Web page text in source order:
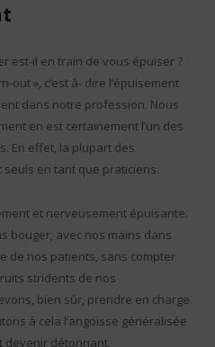
est-il en train de vous épuiser ?
», c’est à- dire l’épuisement
dans notre profession. Nous
en est certainement l’un des
En effet, la plupart des
seuls en tant que praticiens.
et nerveusement épuisante.
bouger, avec nos mains dans
de nos patients, sans compter
stridents de nos
bien sûr, prendre en charge
à cela l’angoisse généralisée
devenir détonnant.